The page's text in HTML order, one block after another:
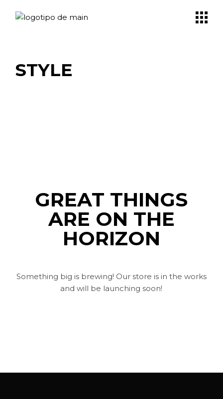
STYLE
GREAT THINGS
ARE ON THE
HORIZON
Something big is brewing! Our store is in the works
and will be launching soon!